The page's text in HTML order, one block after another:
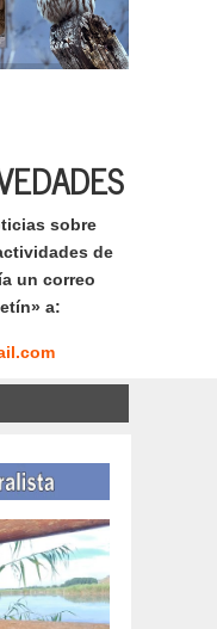
sobre
de
un correo
a: